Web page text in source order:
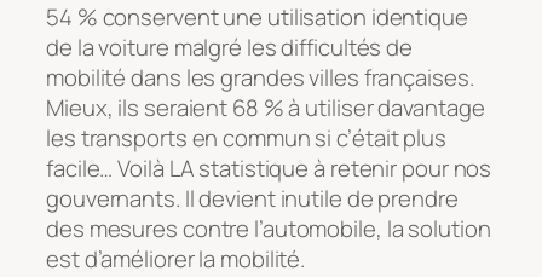
54 % conservent une utilisation identique
de la voiture malgré les difficultés de
mobilité dans les grandes villes françaises.
Mieux, ils seraient 68 % à utiliser davantage
les transports en commun si c’était plus
facile… Voilà LA statistique à retenir pour nos
gouvernants. Il devient inutile de prendre
des mesures contre l’automobile, la solution
est d’améliorer la mobilité.